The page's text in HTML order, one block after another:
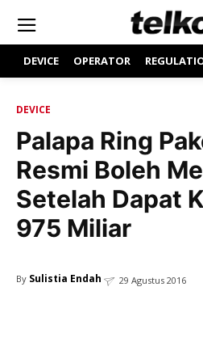
DEVICE OPERATOR
DEVICE
Palapa Ring
Resmi Boleh
Setelah Dapat
975 Miliar
By Sulistia Endah 29 Agustus 2016